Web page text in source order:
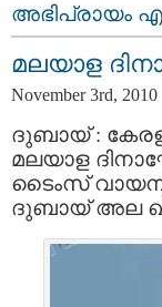
അഭിപ്രായം
മലയാള
November 3rd, 2010
ദുബായ്‌ :
മലയാള
ടൈംസ്
ദുബായ് അല